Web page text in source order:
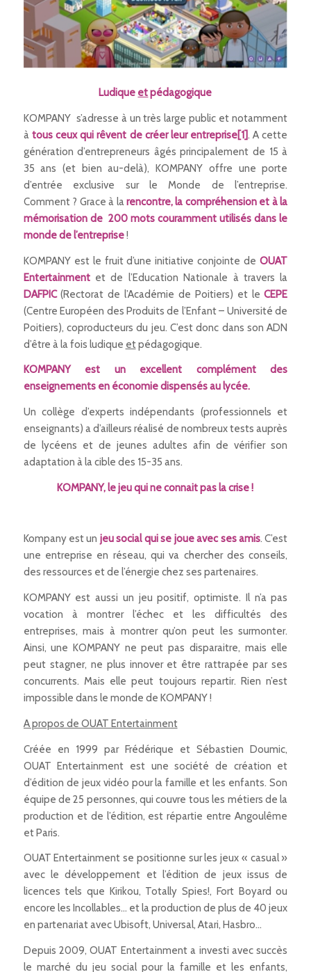
Ludique etpédagogique
KOMPANY s’adresse à un très large public et notamment
à tous ceux qui rêvent de créer leur entreprise[1]. A cette
génération d’entrepreneurs âgés principalement de 15 à
35 ans (et bien au-delà), KOMPANY offre une porte
d’entrée exclusive sur le Monde de l’entreprise.
Comment ? Grace à larencontre, la compréhension et à la
mémorisation de 200 mots couramment utilisés dans le
monde de l’entreprise!
KOMPANY est le fruit d’une initiative conjointe deOUAT
Entertainmentet de l’Education Nationale à travers la
DAFPIC(Rectorat de l’Académie de Poitiers) et leCEPE
(Centre Européen des Produits de l’Enfant – Université de
Poitiers), coproducteurs du jeu. C’est donc dans son ADN
d’être à la fois ludique etpédagogique.
KOMPANY est un excellent complément des
enseignements en économie dispensés au lycée.
Un collège d’experts indépendants (professionnels et
enseignants) a d’ailleurs réalisé de nombreux tests auprès
de lycéens et de jeunes adultes afin de vérifier son
adaptation à la cible des 15-35 ans.
KOMPANY, le jeu qui ne connait pas la crise !
Kompany est un jeu social qui se joue avec ses amis. C’est
une entreprise en réseau, qui va chercher des conseils,
des ressources et de l’énergie chez ses partenaires.
KOMPANY est aussi un jeu positif, optimiste. Il n’a pas
vocation à montrer l’échec et les difficultés des
entreprises, mais à montrer qu’on peut les surmonter.
Ainsi, une KOMPANY ne peut pas disparaitre, mais elle
peut stagner, ne plus innover et être rattrapée par ses
concurrents. Mais elle peut toujours repartir. Rien n’est
impossible dans le monde de KOMPANY !
A propos de OUAT Entertainment
Créée en 1999 par Frédérique et Sébastien Doumic,
OUAT Entertainment est une société de création et
d’édition de jeux vidéo pour la famille et les enfants. Son
équipe de 25 personnes, qui couvre tous les métiers de la
production et de l’édition, est répartie entre Angoulême
et Paris.
OUAT Entertainment se positionne sur les jeux « casual »
avec le développement et l’édition de jeux issus de
licences tels que Kirikou, Totally Spies!, Fort Boyard ou
encore les Incollables… et la production de plus de 40 jeux
en partenariat avec Ubisoft, Universal, Atari, Hasbro…
Depuis 2009, OUAT Entertainment a investi avec succès
le marché du jeu social pour la famille et les enfants,